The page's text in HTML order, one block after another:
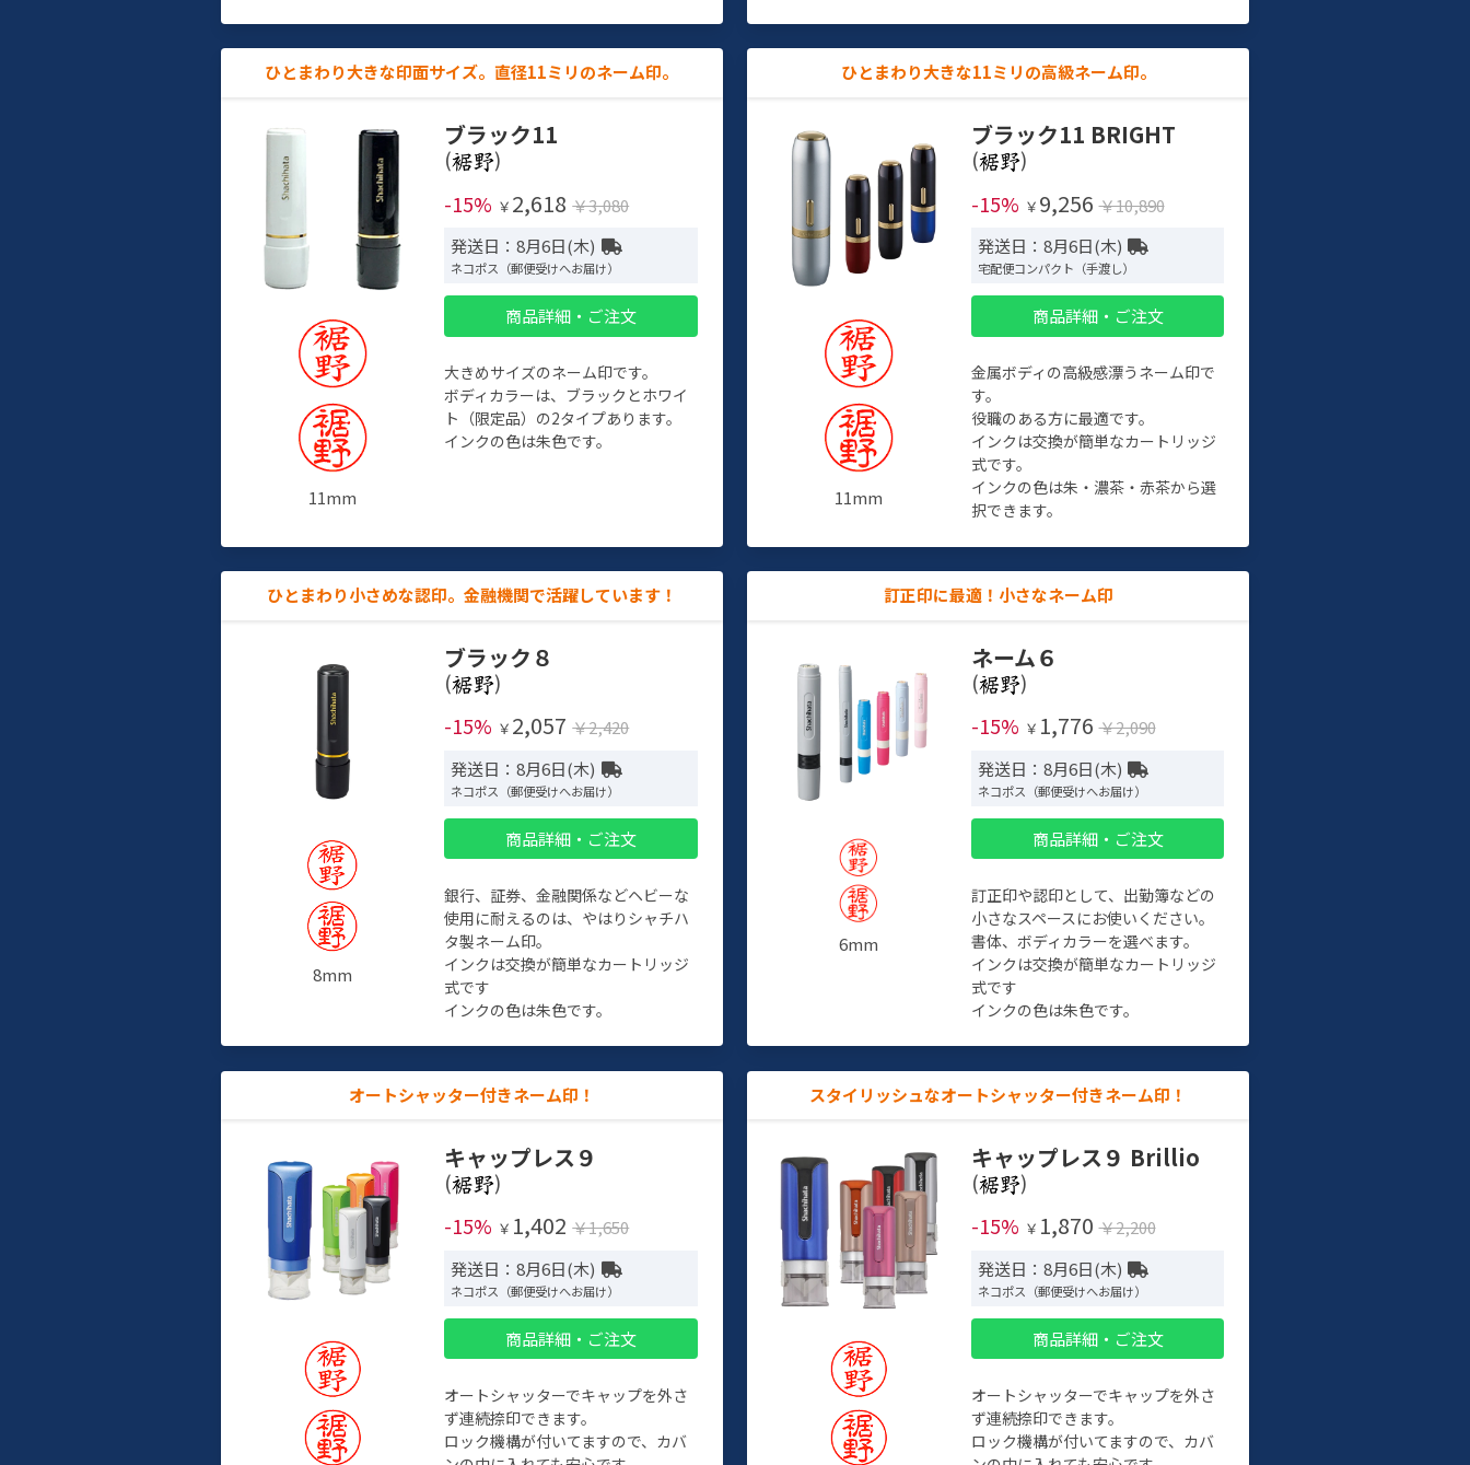
ひとまわり大きな印面サイズ。直径11ミリのネーム印。
11mm
ブラック11
(
)
-15% ￥ 2,618 ￥3,080
発送日：8月6日(木)
ネコポス（郵便受けへお届け）
商品詳細・ご注文
大きめサイズのネーム印です。
ボディカラーは、ブラックとホワイ
ト（限定品）の2タイプあります。
インクの色は朱色です。
ひとまわり大きな11ミリの高級ネーム印。
11mm
ブラック11 BRIGHT
(
)
-15% ￥ 9,256 ￥10,890
発送日：8月6日(木)
宅配便コンパクト（手渡し）
商品詳細・ご注文
金属ボディの高級感漂うネーム印で
す。
役職のある方に最適です。
インクは交換が簡単なカートリッジ
式です。
インクの色は朱・濃茶・赤茶から選
択できます。
ひとまわり小さめな認印。金融機関で活躍しています！
8mm
ブラック８
(
)
-15% ￥ 2,057 ￥2,420
発送日：8月6日(木)
ネコポス（郵便受けへお届け）
商品詳細・ご注文
銀行、証券、金融関係などヘビーな
使用に耐えるのは、やはりシャチハ
タ製ネーム印。
インクは交換が簡単なカートリッジ
式です
インクの色は朱色です。
訂正印に最適！小さなネーム印
6mm
ネーム６
(
)
-15% ￥ 1,776 ￥2,090
発送日：8月6日(木)
ネコポス（郵便受けへお届け）
商品詳細・ご注文
訂正印や認印として、出勤簿などの
小さなスペースにお使いください。
書体、ボディカラーを選べます。
インクは交換が簡単なカートリッジ
式です
インクの色は朱色です。
オートシャッター付きネーム印！
キャップレス９
(
)
-15% ￥ 1,402 ￥1,650
発送日：8月6日(木)
ネコポス（郵便受けへお届け）
商品詳細・ご注文
オートシャッターでキャップを外さ
ず連続捺印できます。
ロック機構が付いてますので、カバ
スタイリッシュなオートシャッター付きネーム印！
キャップレス９ Brillio
(
)
-15% ￥ 1,870 ￥2,200
発送日：8月6日(木)
ネコポス（郵便受けへお届け）
商品詳細・ご注文
オートシャッターでキャップを外さ
ず連続捺印できます。
ロック機構が付いてますので、カバ